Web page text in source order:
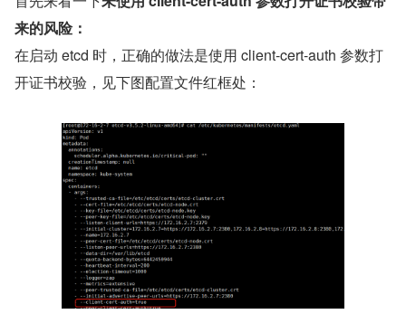
来的风险：
在启动 etcd 时，正确的做法是使用 client-cert-auth 参数打
开证书校验，见下图配置文件红框处：